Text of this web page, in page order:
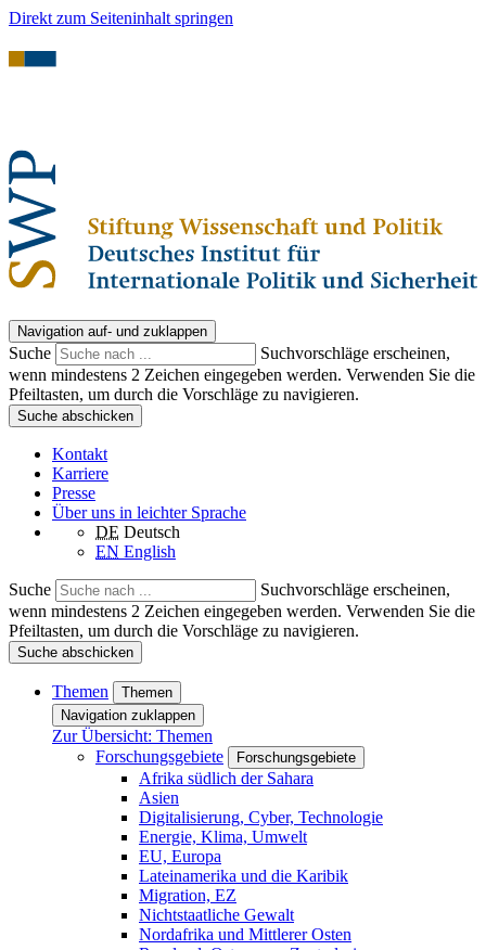
Direkt zum Seiteninhalt springen
Navigation auf- und zuklappen
Suche
Suchvorschläge erscheinen,
wenn mindestens 2 Zeichen eingegeben werden. Verwenden Sie die
Pfeiltasten, um durch die Vorschläge zu navigieren.
Suche abschicken
Kontakt
Karriere
Presse
Über uns in leichter Sprache
DE Deutsch
EN English
Suche
Suchvorschläge erscheinen,
wenn mindestens 2 Zeichen eingegeben werden. Verwenden Sie die
Pfeiltasten, um durch die Vorschläge zu navigieren.
Suche abschicken
Themen
Themen
Navigation zuklappen
Zur Übersicht: Themen
Forschungsgebiete
Forschungsgebiete
Afrika südlich der Sahara
Asien
Digitalisierung, Cyber, Technologie
Energie, Klima, Umwelt
EU, Europa
Lateinamerika und die Karibik
Migration, EZ
Nichtstaatliche Gewalt
Nordafrika und Mittlerer Osten